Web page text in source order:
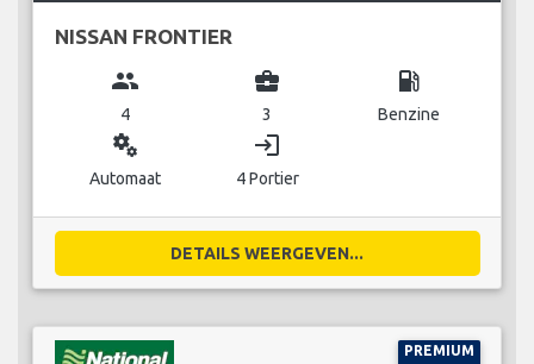
NISSAN FRONTIER
group
4
business_center
3
local_gas_station
Benzine
miscellaneous_services
Automaat
login
4 Portier
DETAILS WEERGEVEN...
PREMIUM